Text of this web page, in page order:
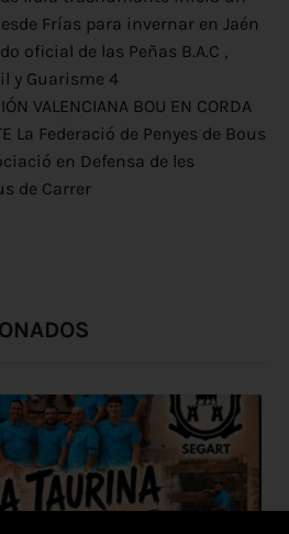
Frías para invernar en Jaén
oficial de las Peñas B.A.C ,
y Guarisme 4
VALENCIANA BOU EN CORDA
La Federació de Penyes de Bous
en Defensa de les
de Carrer